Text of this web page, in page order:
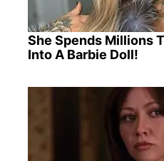
She Spends Millions
Into A Barbie Doll!